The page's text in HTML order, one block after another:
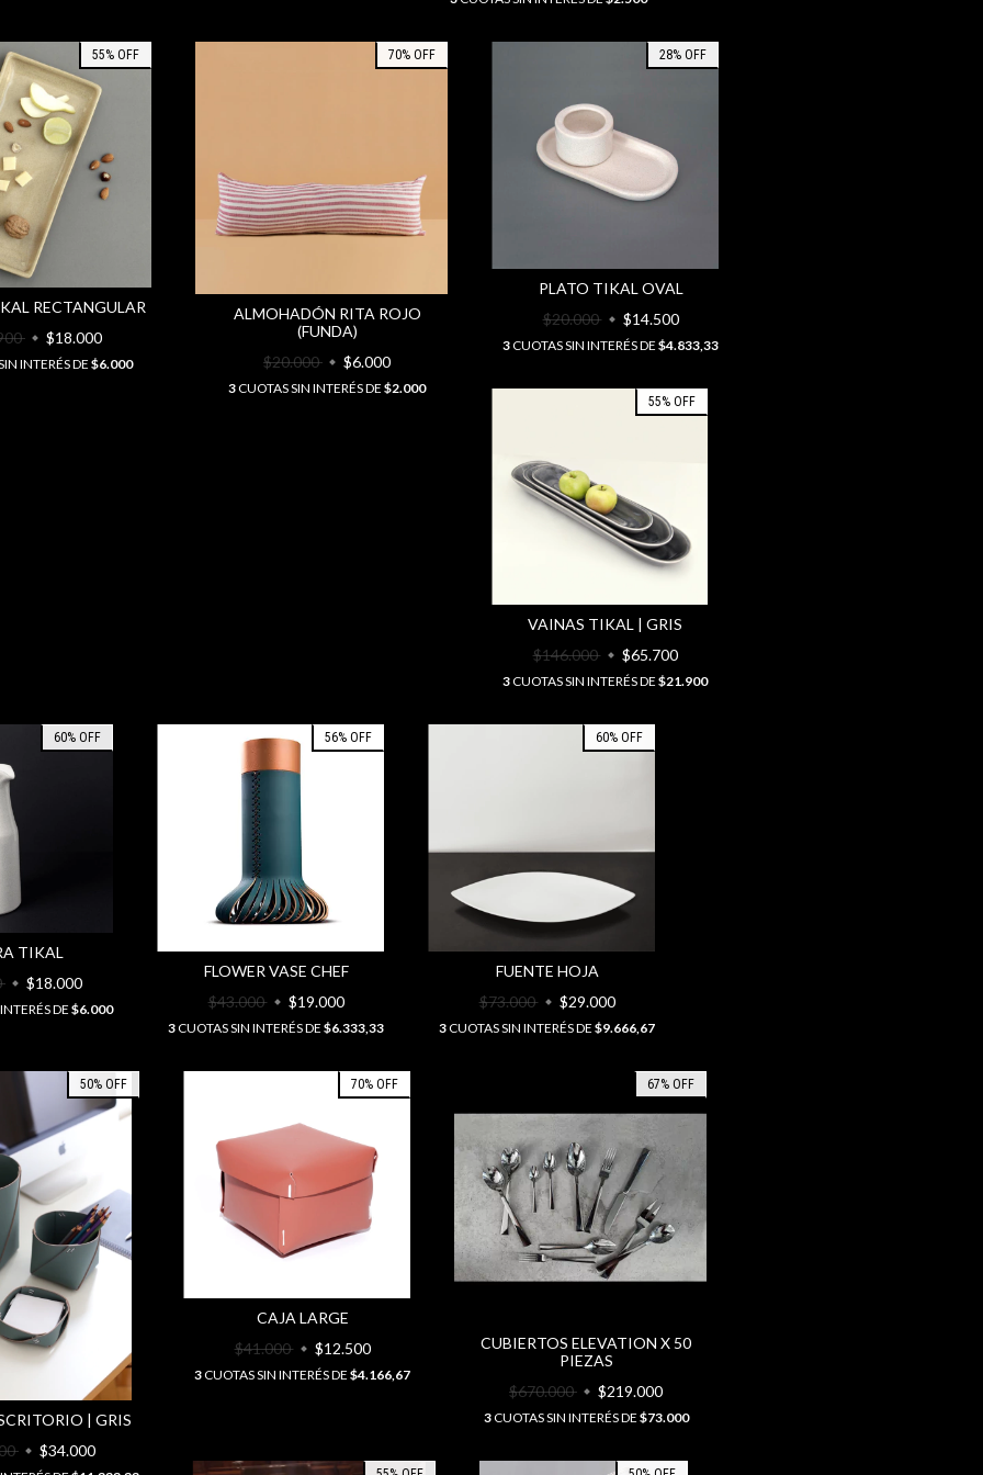
55% OFF
RECTANGULAR
$18.000
INTERÉS DE $6.000
70% OFF
ALMOHADÓN RITA ROJO
(FUNDA)
$20.000
$6.000
3CUOTAS SIN INTERÉS DE $2.000
28% OFF
PLATO TIKAL OVAL
$20.000
$14.500
3CUOTAS SIN INTERÉS DE $4.833,33
55% OFF
VAINAS TIKAL | GRIS
$146.000
$65.700
3CUOTAS SIN INTERÉS DE $21.900
60% OFF
TIKAL
$18.000
DE $6.000
56% OFF
FLOWER VASE CHEF
$43.000
$19.000
3CUOTAS SIN INTERÉS DE $6.333,33
60% OFF
FUENTE HOJA
$73.000
$29.000
3CUOTAS SIN INTERÉS DE $9.666,67
50% OFF
| GRIS
$34.000
70% OFF
CAJA LARGE
$41.000
$12.500
3CUOTAS SIN INTERÉS DE $4.166,67
67% OFF
CUBIERTOS ELEVATION X 50
PIEZAS
$670.000
$219.000
3CUOTAS SIN INTERÉS DE $73.000